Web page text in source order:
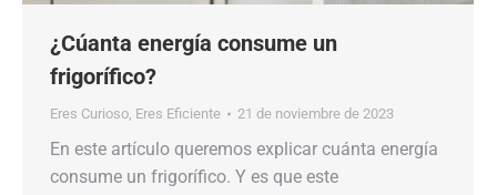
¿Cúanta energía consume un
frigorífico?
Eres Curioso, Eres Eficiente 21 de noviembre de 2023
En este artículo queremos explicar cuánta energía
consume un frigorífico. Y es que este